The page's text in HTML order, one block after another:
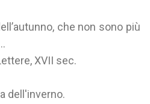
che non sono più
XVII sec.
dell'inverno.